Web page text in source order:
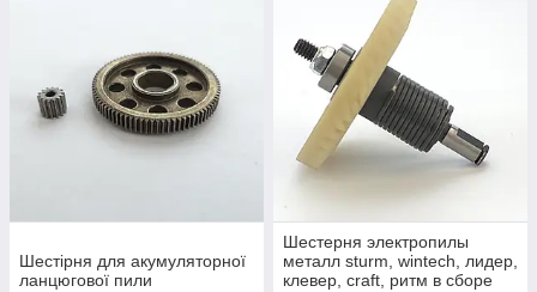
Шестірня для акумуляторної
ланцюгової пили
Шестерня электропилы
металл sturm, wintech, лидер,
клевер, craft, ритм в сборе